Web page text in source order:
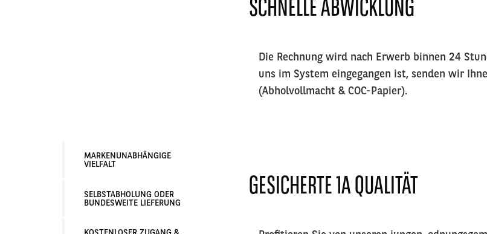
MARKENUNABHÄNGIGE
VIELFALT
SELBSTABHOLUNG ODER
BUNDESWEITE LIEFERUNG
SCHNELLE ABWICKLUNG
Die Rechnung wird nach Erwerb binnen 24
uns im System eingegangen ist, senden wir
(Abholvollmacht & COC-Papier).
GESICHERTE 1A QUALITÄT